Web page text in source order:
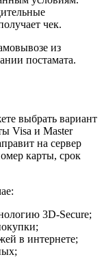
чек.
из
постамата.
выбрать вариант
Visa и Master
на сервер
карты, срок
3D-Secure;
в интернете;